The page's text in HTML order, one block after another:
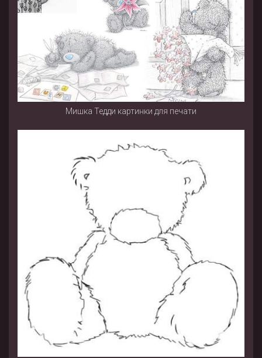
Мишка Тедди картинки для печати